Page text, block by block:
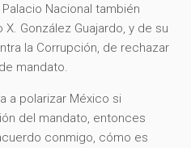
Nacional también
González Guajardo, y de su
la Corrupción, de rechazar
mandato.
a polarizar México si
del mandato, entonces
conmigo, cómo es